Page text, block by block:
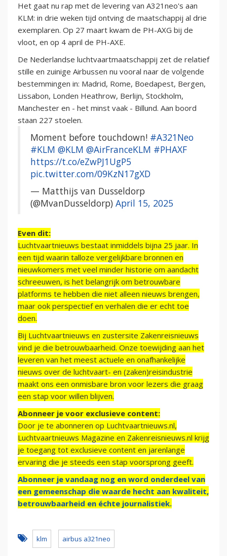
Het gaat nu rap met de levering van A321neo's aan
KLM: in drie weken tijd ontving de maatschappij al drie
exemplaren. Op 27 maart kwam de PH-AXG bij de
vloot, en op 4 april de PH-AXE.
De Nederlandse luchtvaartmaatschappij zet de relatief
stille en zuinige Airbussen nu vooral naar de volgende
bestemmingen in: Madrid, Rome, Boedapest, Bergen,
Lissabon, Londen Heathrow, Berlijn, Stockholm,
Manchester en - het minst vaak - Billund. Aan boord
staan 227 stoelen.
Moment before touchdown! #A321Neo
#KLM @KLM @AirFranceKLM #PHAXF
https://t.co/eZwPJ1UgP5
pic.twitter.com/09KzN17gXD
— Matthijs van Dusseldorp
(@MvanDusseldorp) April 15, 2025
Even dit:
Luchtvaartnieuws bestaat inmiddels bijna 25 jaar. In
een tijd waarin talloze vergelijkbare bronnen en
nieuwkomers met veel minder historie om aandacht
schreeuwen, is het belangrijk om betrouwbare
platforms te hebben die niet alleen nieuws brengen,
maar ook perspectief en verhalen die er echt toe
doen.
Bij Luchtvaartnieuws en zustersite Zakenreisnieuws
vind je die betrouwbaarheid. Onze toewijding aan het
leveren van het meest actuele en onafhankelijke
nieuws over de luchtvaart- en (zaken)reisindustrie
maakt ons een onmisbare bron voor lezers die graag
een stap voor willen blijven.
Abonneer je voor exclusieve content:
Door je te abonneren op Luchtvaartnieuws.nl,
Luchtvaartnieuws Magazine en Zakenreisnieuws.nl krijg
je toegang tot exclusieve content en jarenlange
ervaring die je steeds een stap voorsprong geeft.
Abonneer je vandaag nog en word onderdeel van
een gemeenschap die waarde hecht aan kwaliteit,
betrouwbaarheid en échte journalistiek.
klm airbus a321neo